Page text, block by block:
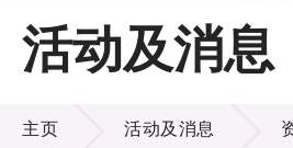
主页
关于LSCM
技术商品化
活动及消息
活动及消息
主页 活动及消息